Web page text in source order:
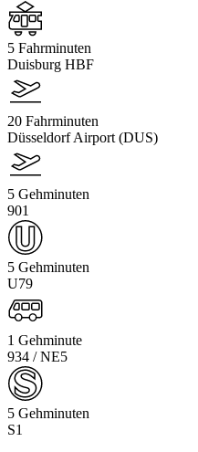
5 Fahrminuten
Duisburg HBF
20 Fahrminuten
Düsseldorf Airport (DUS)
5 Gehminuten
901
5 Gehminuten
U79
1 Gehminute
934 / NE5
5 Gehminuten
S1